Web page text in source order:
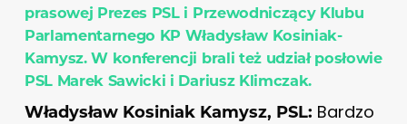
prasowej Prezes PSL i Przewodniczący Klubu
Parlamentarnego KP Władysław Kosiniak-
Kamysz. W konferencji brali też udział posłowie
PSL Marek Sawicki i Dariusz Klimczak.
Władysław Kosiniak Kamysz, PSL: Bardzo